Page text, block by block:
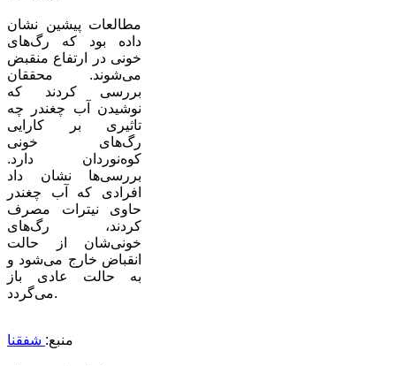
مطالعات پیشین نشان
داده بود که رگ‌های
خونی در ارتفاع منقبض
می‌شوند. محققان
بررسی کردند که
نوشیدن آب چغندر چه
تاثیری بر کارایی
رگ‌های خونی
کوه‌نوردان دارد.
بررسی‌ها نشان داد
افرادی که آب چغندر
حاوی نیترات مصرف
کردند، رگ‌های
خونی‌شان از حالت
انقباض خارج می‌شود و
به حالت عادی باز
می‌گردد.
منبع:‌ شفقنا